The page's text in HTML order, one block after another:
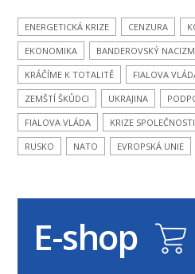
ENERGETICKÁ KRIZE CENZURA
EKONOMIKA
BANDEROVSKÝ
KRÁČÍME K TOTALITĚ
FIALOVA
ZEMŠTÍ ŠKŮDCI
UKRAJINA
FIALOVA VLÁDA
KRIZE SPOLEČNOSTI
RUSKO
NATO EVROPSKÁ UNIE
E-shop